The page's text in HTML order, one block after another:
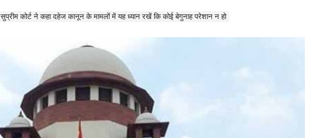
सुप्रीम कोर्ट ने कहा दहेज कानून के मामलों में यह ध्यान रखें कि कोई बेगुनाह परेशान न हो